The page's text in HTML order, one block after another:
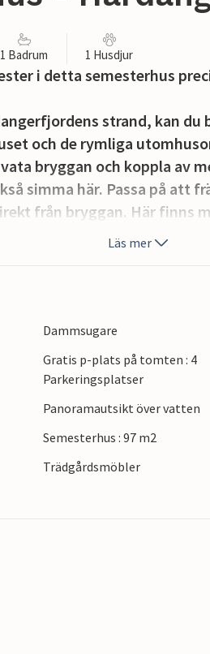
1 Badrum 1 Husdjur
i detta semesterhus
strand, kan du
och de rymliga
bryggan och koppla av
simma här. Passa på att
från bryggan. Här finns
ut på långa vandringar i det
en mängd olika
sevärdheterna i
Trolltunga eller den
i Kinsarvik. Här
Läs mer
Dammsugare
Gratis p-plats på tomten : 4
Parkeringsplatser
Panoramautsikt över vatten
Semesterhus : 97 m2
Trädgårdsmöbler